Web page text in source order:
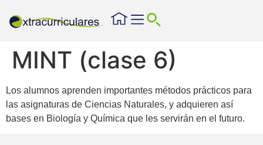
MINT (clase 6)
Los alumnos aprenden importantes métodos prácticos para
las asignaturas de Ciencias Naturales, y adquieren así
bases en Biología y Química que les servirán en el futuro.